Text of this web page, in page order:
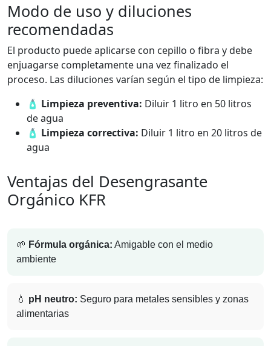
Modo de uso y diluciones
recomendadas
El producto puede aplicarse con cepillo o fibra y debe
enjuagarse completamente una vez finalizado el
proceso. Las diluciones varían según el tipo de limpieza:
🧴 Limpieza preventiva: Diluir 1 litro en 50 litros
de agua
🧴 Limpieza correctiva: Diluir 1 litro en 20 litros de
agua
Ventajas del Desengrasante
Orgánico KFR
🌱 Fórmula orgánica: Amigable con el medio
ambiente
💧 pH neutro: Seguro para metales sensibles y zonas
alimentarias